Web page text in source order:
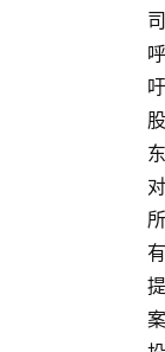
司
呼
吁
股
东
对
所
有
提
案